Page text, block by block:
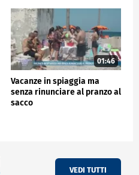
01:46
Vacanze in spiaggia ma
senza rinunciare al pranzo al
sacco
VEDI TUTTI